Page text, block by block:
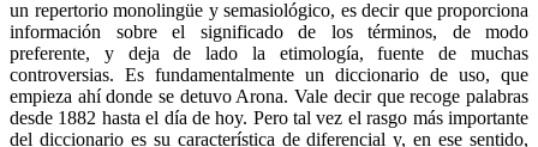
un repertorio monolingüe y semasiológico, es decir que proporciona
información sobre el significado de los términos, de modo
preferente, y deja de lado la etimología, fuente de muchas
controversias. Es fundamentalmente un diccionario de uso, que
empieza ahí donde se detuvo Arona. Vale decir que recoge palabras
desde 1882 hasta el día de hoy. Pero tal vez el rasgo más importante
del diccionario es su característica de diferencial y, en ese sentido,